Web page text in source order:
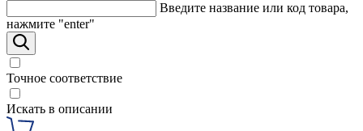
Введите название или код товара,
нажмите "enter"
Точное соответствие
Искать в описании